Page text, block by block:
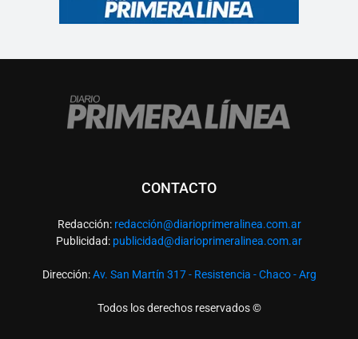
CONTACTO
Redacción: redacción@diarioprimeralinea.com.ar
Publicidad: publicidad@diarioprimeralinea.com.ar
Dirección:Av. San Martín 317 - Resistencia - Chaco - Arg
Todos los derechos reservados ©